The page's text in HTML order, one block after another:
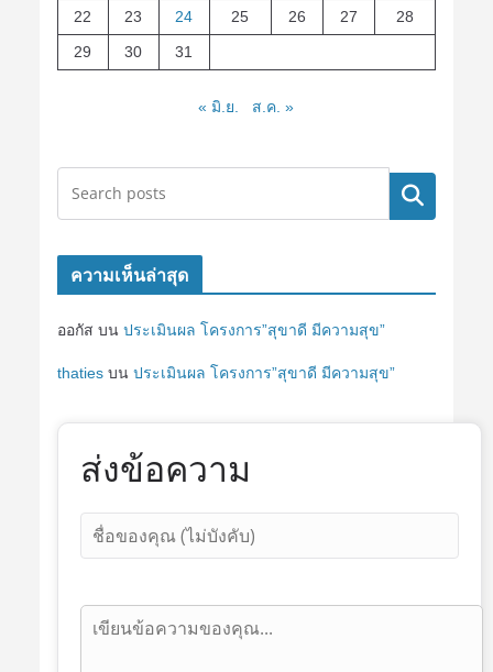
22
23 24 25 26 27
28
29
30 31
« มิ.ย. ส.ค. »
ค้นหา
ความเห็นล่าสุด
ออกัส บน ประเมินผล โครงการ”สุขาดี มีความสุข”
thatiesบน ประเมินผล โครงการ”สุขาดี มีความสุข”
ส่งข้อความ